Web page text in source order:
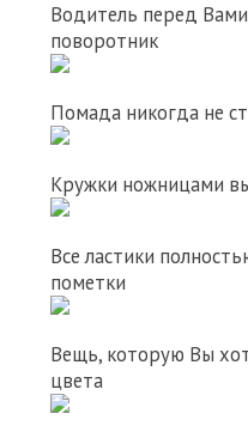
Водитель перед
поворотник
Помада никогда не
Кружки ножницами
Все ластики
пометки
Вещь, которую Вы
цвета